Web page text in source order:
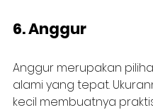
6. Anggur
Anggur merupakan
alami yang tepat.
kecil membuatnya